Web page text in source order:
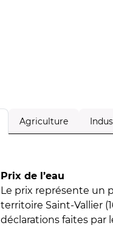
Agriculture
Prix de l’eau
Le prix représente un
territoire Saint-Vallier
déclarations faites par